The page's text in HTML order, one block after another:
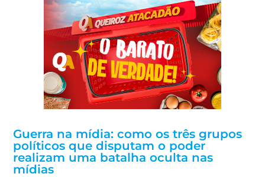
Guerra na mídia: como os três grupos
políticos que disputam o poder
realizam uma batalha oculta nas
mídias